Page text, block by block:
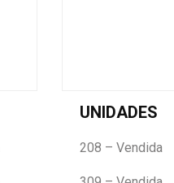
UNIDADES
208 – Vendida